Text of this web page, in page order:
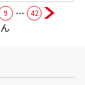
9 … 42